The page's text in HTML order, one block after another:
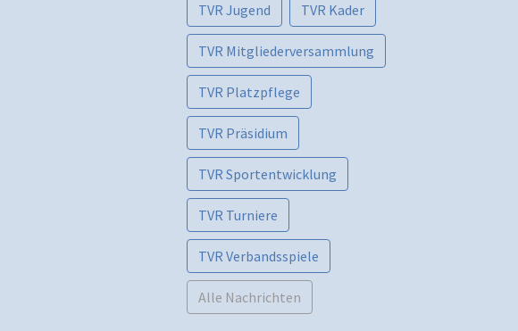
TVR Jugend TVR Kader
TVR Mitgliederversammlung
TVR Platzpflege
TVR Präsidium
TVR Sportentwicklung
TVR Turniere
TVR Verbandsspiele
Alle Nachrichten